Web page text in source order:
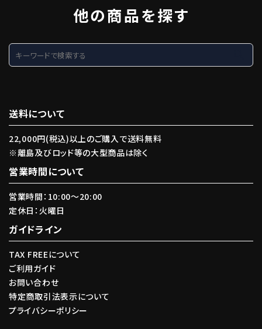
他の商品を探す
送料について
22,000円(税込)以上のご購入で送料無料
※離島及びロッド等の大型商品は除く
営業時間について
営業時間：10:00〜20:00
定休日：火曜日
ガイドライン
TAX FREEについて
ご利用ガイド
お問い合わせ
特定商取引法表示について
プライバシーポリシー